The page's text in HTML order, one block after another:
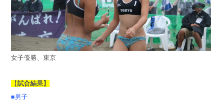
女子優勝、東京
【試合結果】
■男子